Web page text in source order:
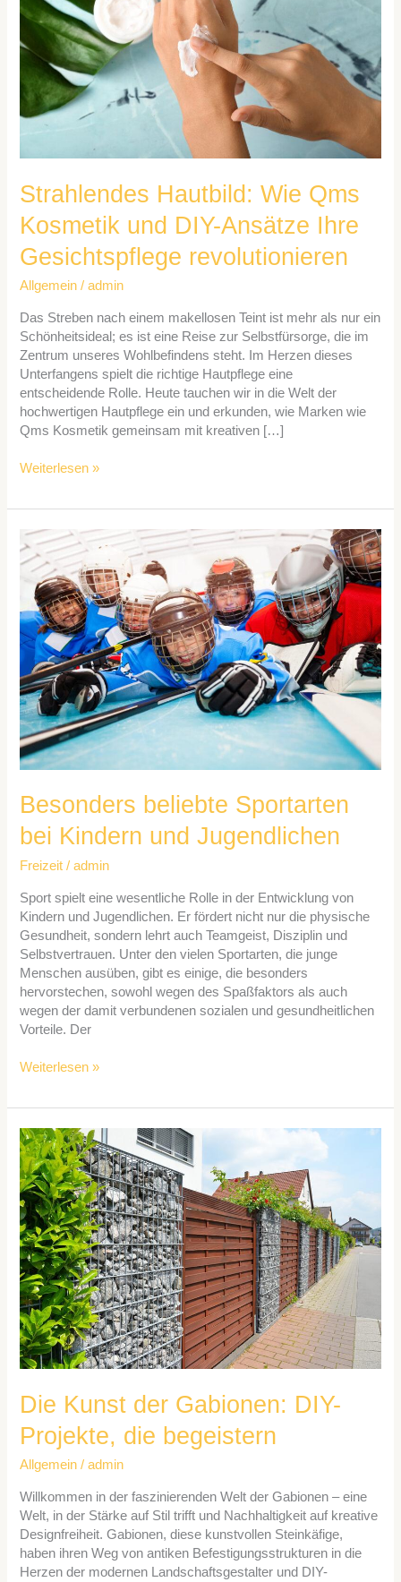
Strahlendes Hautbild: Wie Qms
Kosmetik und DIY-Ansätze Ihre
Gesichtspflege revolutionieren
Allgemein /admin
Das Streben nach einem makellosen Teint ist mehr als nur ein
Schönheitsideal; es ist eine Reise zur Selbstfürsorge, die im
Zentrum unseres Wohlbefindens steht. Im Herzen dieses
Unterfangens spielt die richtige Hautpflege eine
entscheidende Rolle. Heute tauchen wir in die Welt der
hochwertigen Hautpflege ein und erkunden, wie Marken wie
Qms Kosmetik gemeinsam mit kreativen […]
und
DIY-
Ansätze
Ihre
Gesichtspflege
revolutionieren
Weiterlesen »
Besonders beliebte Sportarten
bei Kindern und Jugendlichen
Freizeit /admin
Sport spielt eine wesentliche Rolle in der Entwicklung von
Kindern und Jugendlichen. Er fördert nicht nur die physische
Gesundheit, sondern lehrt auch Teamgeist, Disziplin und
Selbstvertrauen. Unter den vielen Sportarten, die junge
Menschen ausüben, gibt es einige, die besonders
hervorstechen, sowohl wegen des Spaßfaktors als auch
wegen der damit verbundenen sozialen und gesundheitlichen
Vorteile. Der
Besonders
beliebte
Sportarten
bei
Kindern
und
Jugendlichen
Weiterlesen »
Die Kunst der Gabionen: DIY-
Projekte, die begeistern
Allgemein /admin
Willkommen in der faszinierenden Welt der Gabionen – eine
Welt, in der Stärke auf Stil trifft und Nachhaltigkeit auf kreative
Designfreiheit. Gabionen, diese kunstvollen Steinkäfige,
haben ihren Weg von antiken Befestigungsstrukturen in die
Herzen der modernen Landschaftsgestalter und DIY-
Die
Kunst
der
Gabionen:
DIY-
Projekte,
die
begeistern